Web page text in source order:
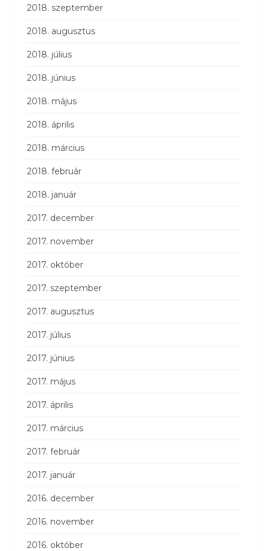
2018. szeptember
2018. augusztus
2018. július
2018. június
2018. május
2018. április
2018. március
2018. február
2018. január
2017. december
2017. november
2017. október
2017. szeptember
2017. augusztus
2017. július
2017. június
2017. május
2017. április
2017. március
2017. február
2017. január
2016. december
2016. november
2016. október